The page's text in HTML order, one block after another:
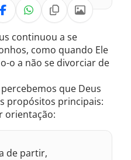
Corrigida
Corrigida
continuou a se
como quando Ele
o a não se divorciar de
que Deus
propósitos principais:
orientação:
de partir,